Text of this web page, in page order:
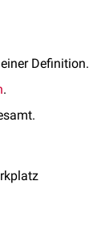
Definition.
.